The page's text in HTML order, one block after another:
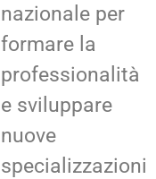
nazionale per
formare la
professionalità
e sviluppare
nuove
specializzazioni